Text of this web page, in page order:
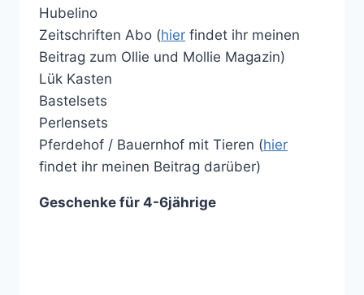
Hubelino
Zeitschriften Abo (hier findet ihr meinen
Beitrag zum Ollie und Mollie Magazin)
Lük Kasten
Bastelsets
Perlensets
Pferdehof / Bauernhof mit Tieren (hier
findet ihr meinen Beitrag darüber)
Geschenke für 4-6jährige